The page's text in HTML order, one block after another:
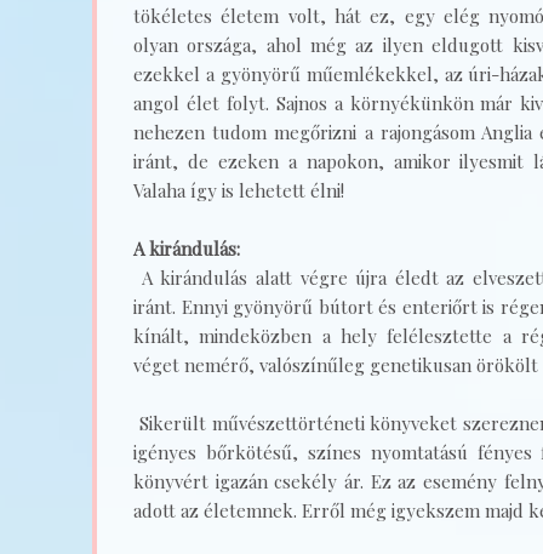
tökéletes életem volt, hát ez, egy elég
olyan országa, ahol még az ilyen eldugott
ezekkel a gyönyörű műemlékekkel, az úri-
angol élet folyt. Sajnos a környékünkön már
nehezen tudom megőrizni a rajongásom Anglia
iránt, de ezeken a napokon, amikor ilyesmit
Valaha így is lehetett élni!
A kirándulás:
A kirándulás alatt végre újra éledt az
iránt. Ennyi gyönyörű bútort és enteriőrt is
kínált, mindeközben a hely felélesztette a
véget nemérő, valószínűleg genetikusan örökölt
Sikerült művészettörténeti könyveket
igényes bőrkötésű, színes nyomtatású
könyvért igazán csekély ár. Ez az esemény
adott az életemnek. Erről még igyekszem majd